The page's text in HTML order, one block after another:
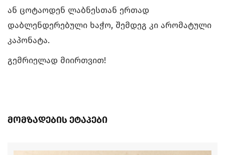
ან ცოტაოდენ ლაბნესთან ერთად
დაბლენდერებული ხაჭო, შემდეგ კი არომატული
კაპონატა.
გემრიელად მიირთვით!
მომზადების ეტაპები